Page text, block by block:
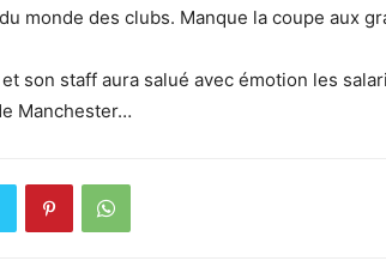
monde des clubs. Manque la coupe aux
son staff aura salué avec émotion les
Manchester…